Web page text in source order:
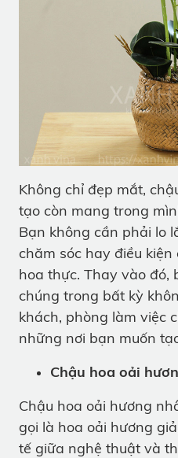
Không chỉ đẹp mắt,
tạo còn mang trong
Bạn không cần phải lo
chăm sóc hay điều
hoa thực. Thay vào đó,
chúng trong bất kỳ
khách, phòng làm việc
những nơi bạn muốn
Chậu hoa oải
Chậu hoa oải hương
gọi là hoa oải hương
tế giữa nghệ thuật và